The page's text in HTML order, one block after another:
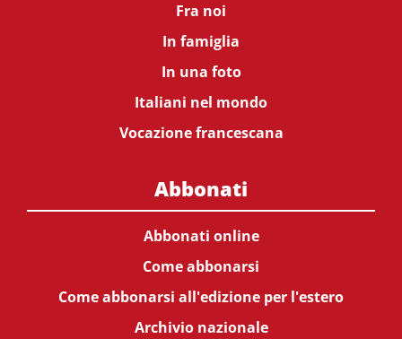
Fra noi
In famiglia
In una foto
Italiani nel mondo
Vocazione francescana
Abbonati
Abbonati online
Come abbonarsi
Come abbonarsi all'edizione per l'estero
Archivio nazionale